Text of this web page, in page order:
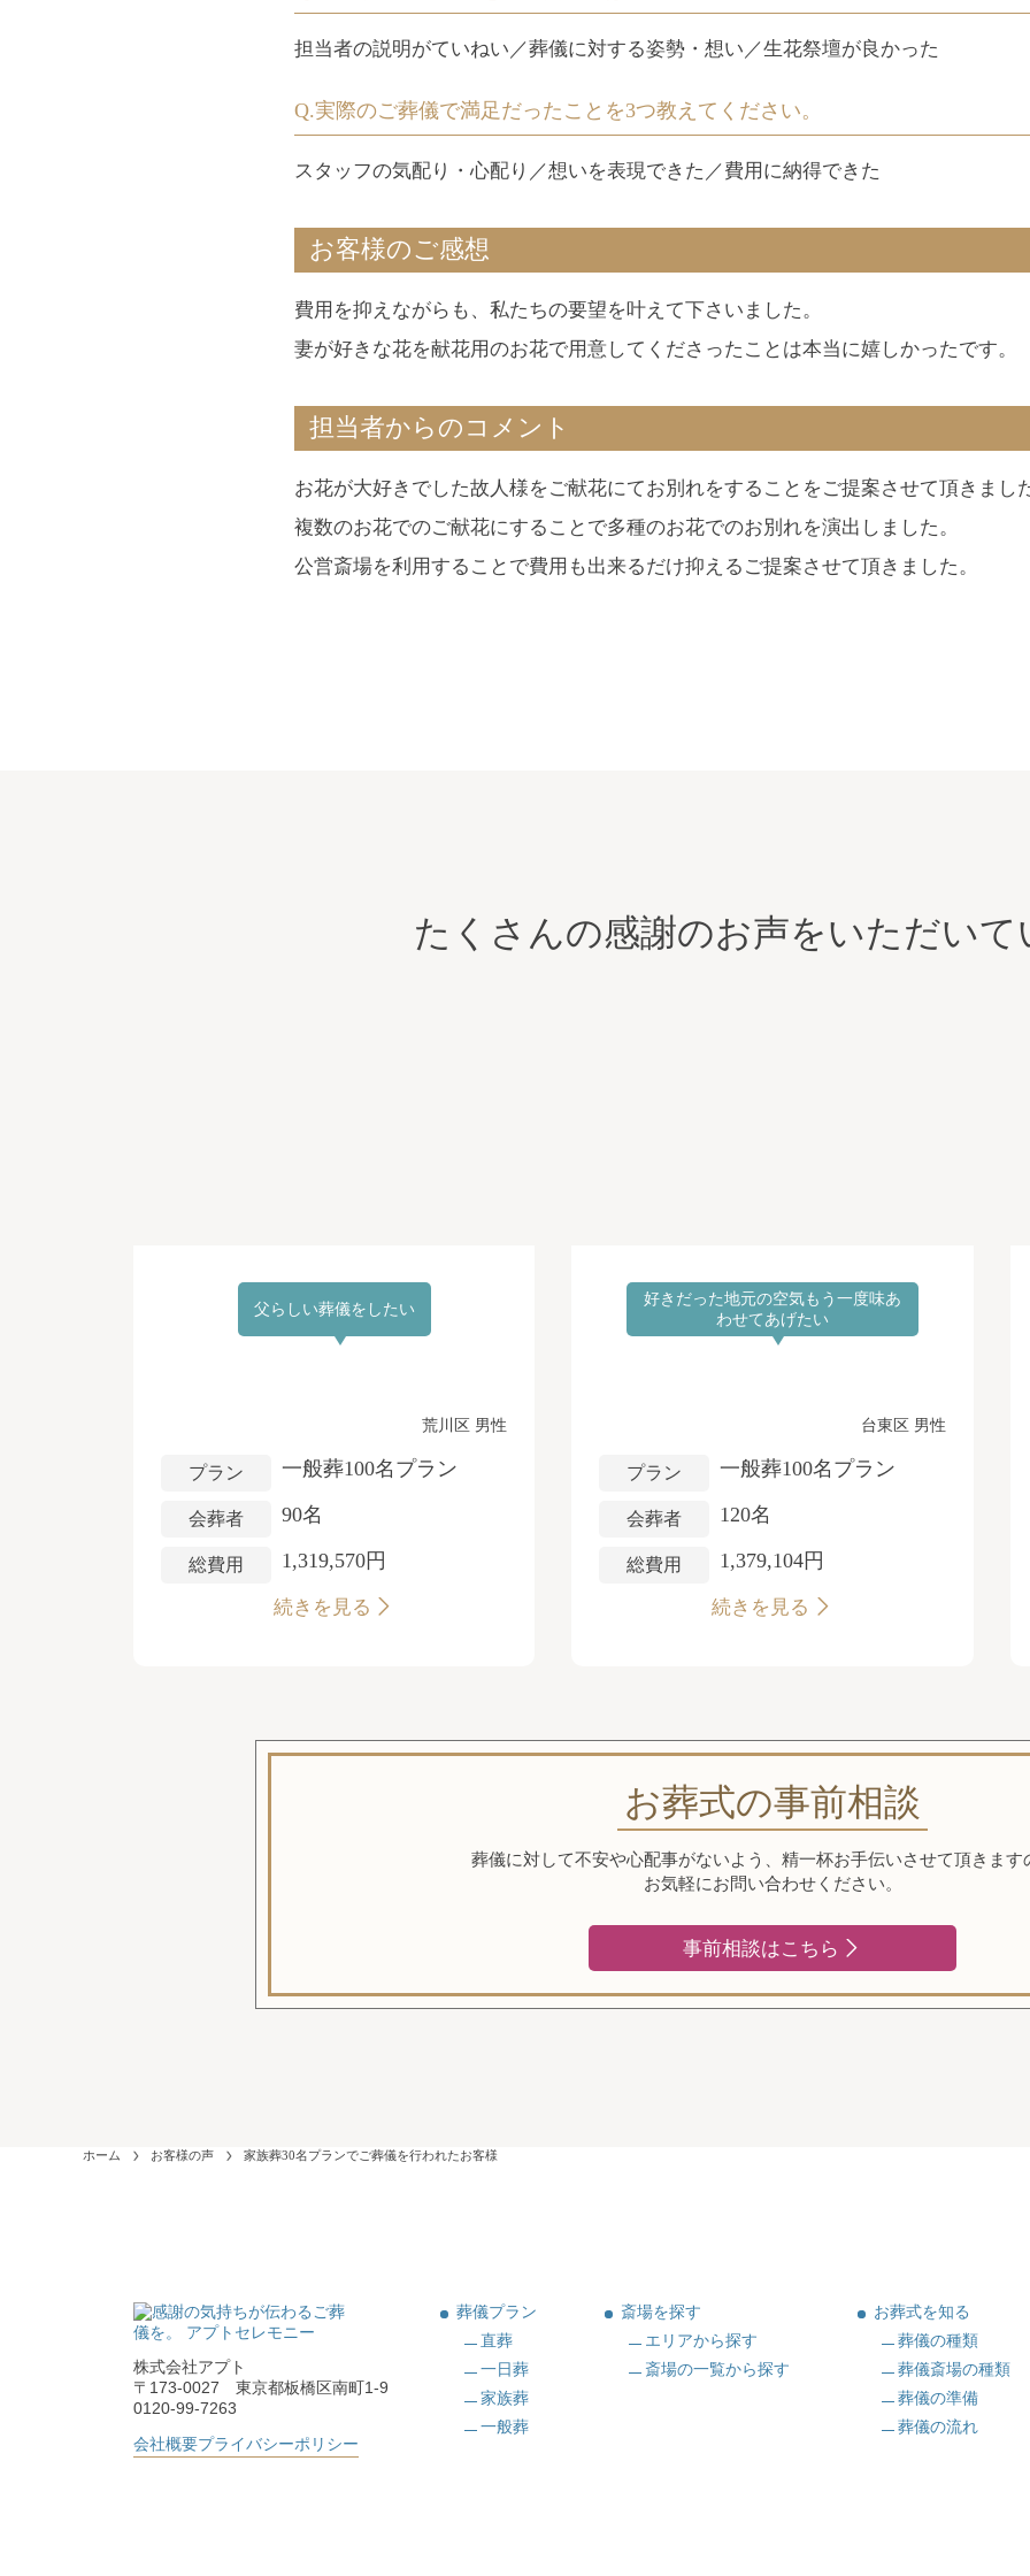
担当者の説明がていねい／葬儀に対する姿勢・想い／生花祭壇が良かった
Q.実際のご葬儀で満足だったことを3つ教えてください。
スタッフの気配り・心配り／想いを表現できた／費用に納得できた
お客様のご感想
費用を抑えながらも、私たちの要望を叶えて下さいました。
妻が好きな花を献花用のお花で用意してくださったことは本当に嬉しかったです。
担当者からのコメント
お花が大好きでした故人様をご献花にてお別れをすることをご提案させて頂きまし
複数のお花でのご献花にすることで多種のお花でのお別れを演出しました。
公営斎場を利用することで費用も出来るだけ抑えるご提案させて頂きました。
たくさんの感謝のお声をいただいて
父らしい葬儀をしたい
荒川区 男性
プラン 一般葬100名プラン
会葬者 90名
総費用 1,319,570円
続きを見る
好きだった地元の空気もう一度味あ
わせてあげたい
台東区 男性
プラン 一般葬100名プラン
会葬者 120名
総費用 1,379,104円
続きを見る
お葬式の事前相談
葬儀に対して不安や心配事がないよう、精一杯お手伝いさせて頂きます
お気軽にお問い合わせください。
事前相談はこちら
ホーム お客様の声 家族葬30名プランでご葬儀を行われたお客様
株式会社アプト
〒173-0027 東京都板橋区南町1-9
0120-99-7263
会社概要プライバシーポリシー
葬儀プラン
直葬
一日葬
家族葬
一般葬
斎場を探す
エリアから探す
斎場の一覧から探す
お葬式を知る
葬儀の種類
葬儀斎場の種類
葬儀の準備
葬儀の流れ